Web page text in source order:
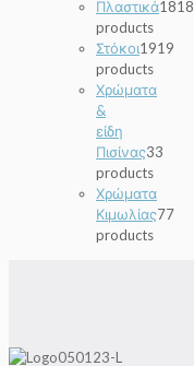
Πλαστικά1818
products
Στόκοι1919
products
Χρώματα
&
είδη
Πισίνας33
products
Χρώματα
Κιμωλίας77
products